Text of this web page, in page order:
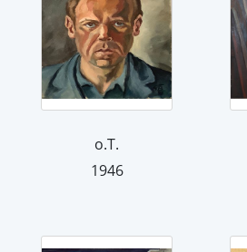
o.T.
1946